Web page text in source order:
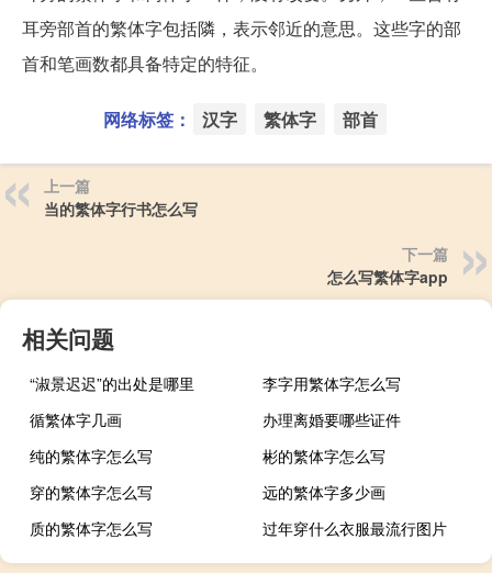
耳旁部首的繁体字包括隣，表示邻近的意思。这些字的部
首和笔画数都具备特定的特征。
网络标签： 汉字 繁体字 部首
上一篇
当的繁体字行书怎么写
下一篇
怎么写繁体字app
相关问题
“淑景迟迟”的出处是哪里
李字用繁体字怎么写
循繁体字几画
办理离婚要哪些证件
纯的繁体字怎么写
彬的繁体字怎么写
穿的繁体字怎么写
远的繁体字多少画
质的繁体字怎么写
过年穿什么衣服最流行图片